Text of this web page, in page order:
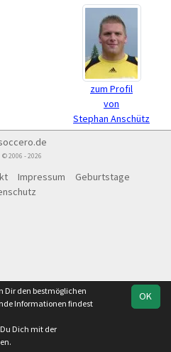
zum Profil
von
Stephan Anschütz
© 2006 - 2026
Impressum
Geburtstage
OK
Dir den bestmöglichen
Informationen findest
Dich mit der